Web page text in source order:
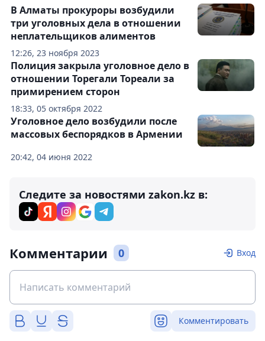
12:26, 23 ноября 2023
В Алматы прокуроры возбудили
три уголовных дела в отношении
неплательщиков алиментов
18:33, 05 октября 2022
Полиция закрыла уголовное дело в
отношении Торегали Тореали за
примирением сторон
20:42, 04 июня 2022
Уголовное дело возбудили после
массовых беспорядков в Армении
Следите за новостями zakon.kz в:
Комментарии 0 Вход
Комментировать